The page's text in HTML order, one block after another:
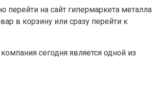
перейти на сайт гипермаркета металла
в корзину или сразу перейти к
сегодня является одной из